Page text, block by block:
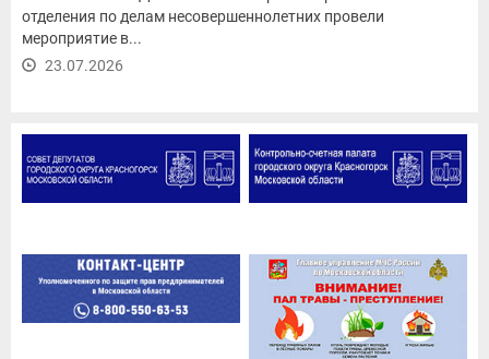
отделения по делам несовершеннолетних провели
мероприятие в...
23.07.2026